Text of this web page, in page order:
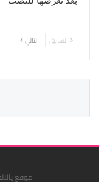
السابق التالي
موقع